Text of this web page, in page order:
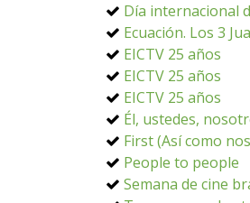
Día internacional
Ecuación. Los 3
EICTV 25 años
EICTV 25 años
EICTV 25 años
Él, ustedes,
First (Así como
People to people
Semana de cine